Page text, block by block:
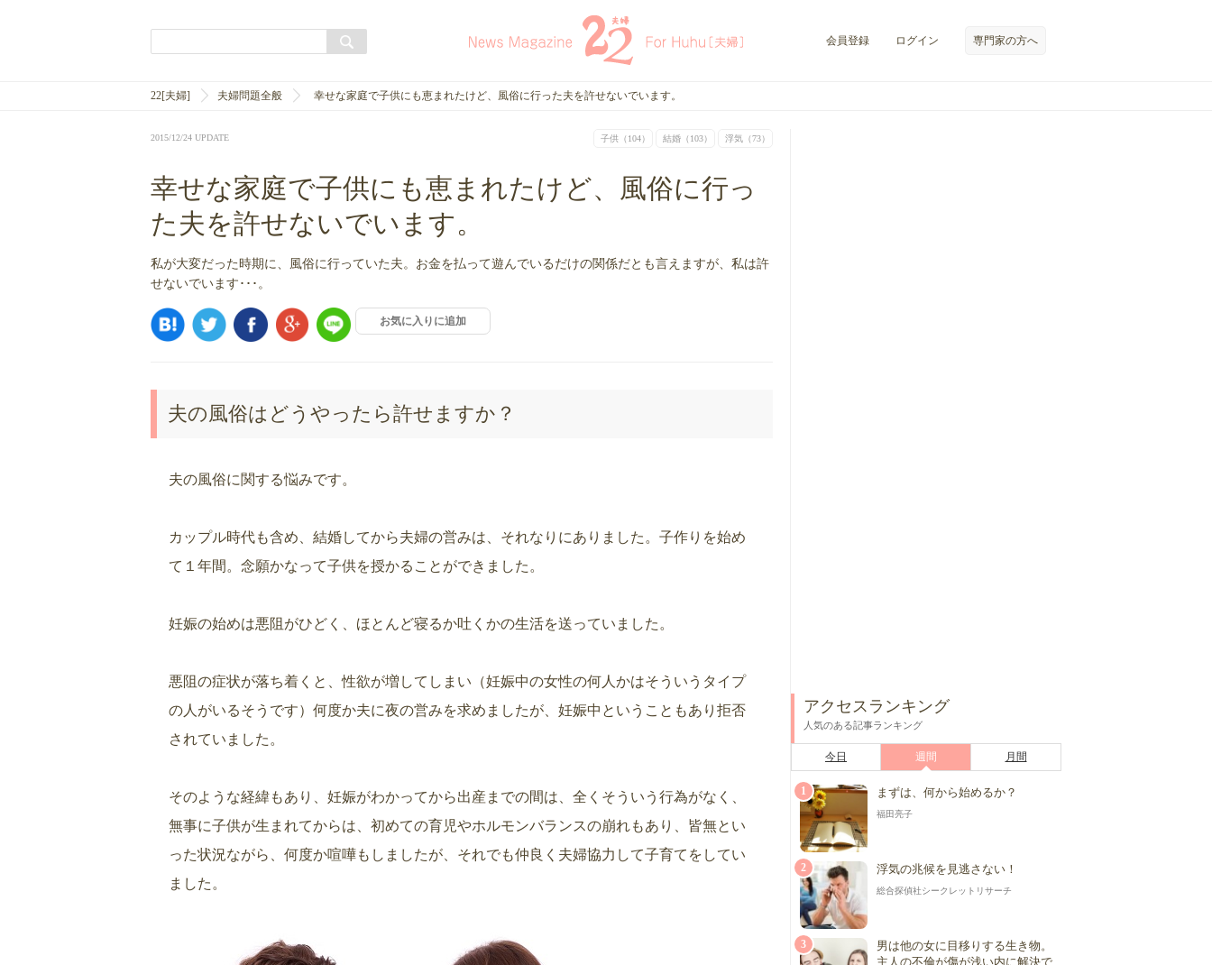
会員登録 ログイン 専門家の方へ
22[夫婦] 夫婦問題全般 幸せな家庭で子供にも恵まれたけど、風俗に行った夫を許せないでいます。
2015/12/24 UPDATE 子供（104） 結婚（103） 浮気（73）
幸せな家庭で子供にも恵まれたけど、風俗に行っ
た夫を許せないでいます。
私が大変だった時期に、風俗に行っていた夫。お金を払って遊んでいるだけの関係だとも言えますが、私は許
せないでいます･･･。
お気に入りに追加
夫の風俗はどうやったら許せますか？
夫の風俗に関する悩みです。
カップル時代も含め、結婚してから夫婦の営みは、それなりにありました。子作りを始め
て１年間。念願かなって子供を授かることができました。
妊娠の始めは悪阻がひどく、ほとんど寝るか吐くかの生活を送っていました。
悪阻の症状が落ち着くと、性欲が増してしまい（妊娠中の女性の何人かはそういうタイプ
の人がいるそうです）何度か夫に夜の営みを求めましたが、妊娠中ということもあり拒否
されていました。
そのような経緯もあり、妊娠がわかってから出産までの間は、全くそういう行為がなく、
無事に子供が生まれてからは、初めての育児やホルモンバランスの崩れもあり、皆無とい
った状況ながら、何度か喧嘩もしましたが、それでも仲良く夫婦協力して子育てをしてい
ました。
アクセスランキング
人気のある記事ランキング
今日 週間 月間
1 まずは、何から始めるか？
福田亮子
2 浮気の兆候を見逃さない！
総合探偵社シークレットリサーチ
3
男は他の女に目移りする生き物。
主人の不倫が傷が浅い内に解決で